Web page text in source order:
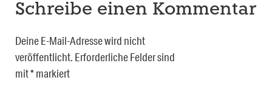
Schreibe einen Kommentar
Deine E-Mail-Adresse wird nicht
veröffentlicht. Erforderliche Felder sind
mit*markiert